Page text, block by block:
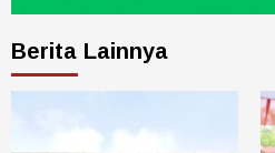
Berita Lainnya